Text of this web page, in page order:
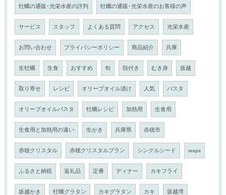
牡蠣の通販･光栄水産の評判 牡蠣の通販･光栄水産のお客様の声
サービス スタッフ よくある質問 アクセス 光栄水産
お問い合わせ プライバシーポリシー 商品紹介 兵庫
生牡蠣 生食 おすすめ 旬 殻付き むき身 坂越
取り寄せ レシピ オリーブオイル漬け 人気 パスタ
オリーブオイルパスタ 牡蠣レシピ 加熱用 生食用
生食用と加熱用の違い 生かき 兵庫県 赤穂市
赤穂クリスタル 赤穂クリスタルブラン シングルシード seapa
ふるさと納税 返礼品 定番 ディナー カキフライ
坂越かき 牡蠣グラタン カキグラタン カキ 坂越湾